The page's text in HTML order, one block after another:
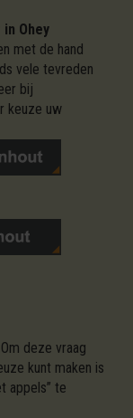
Ohey
met de hand
vele tevreden
bij
keuze uw
deze vraag
kunt maken is
appels” te